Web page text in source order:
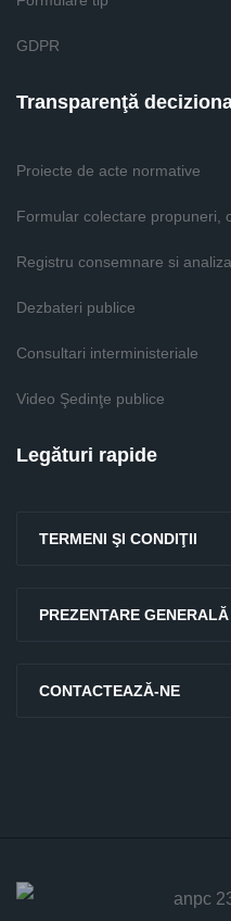
GDPR
Transparenţă
Proiecte de acte normative
Formular colectare propuneri,
Registru consemnare si
Dezbateri publice
Consultari interministeriale
Video Şedinţe publice
Legături rapide
TERMENI ŞI CONDIŢII
PREZENTARE GENERALĂ
CONTACTEAZĂ-NE